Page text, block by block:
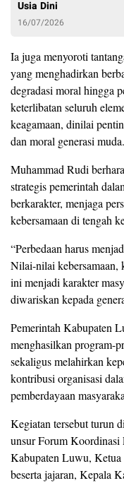
Usia Dini
16/07/2026
Ia juga menyoroti
yang menghadirkan
degradasi moral hingga
keterlibatan seluruh
keagamaan, dinilai
dan moral generasi muda.
Muhammad Rudi
strategis pemerintah
berkarakter, menjaga
kebersamaan di tengah
“Perbedaan harus
Nilai-nilai kebersamaan,
ini menjadi karakter
diwariskan kepada
Pemerintah Kabupaten
menghasilkan program-
sekaligus melahirkan
kontribusi organisasi
pemberdayaan
Kegiatan tersebut turun
unsur Forum
Kabupaten Luwu,
beserta jajaran, Kepala